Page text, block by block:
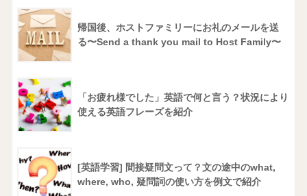
帰国後、ホストファミリーにお礼のメールを送
る〜Send a thank you mail to Host Family〜
「お疲れ様でした」英語で何と言う？状況により
使える英語フレーズを紹介
[英語学習] 間接疑問文って？文の途中のwhat,
where, who, 疑問詞の使い方を例文で紹介